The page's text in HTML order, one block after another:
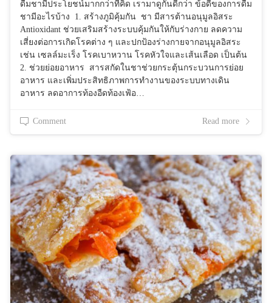
ดื่มชามีประโยชน์มากกว่าที่คิด เรามาดูกันดีกว่า ข้อดีของการดื่ม
ชามีอะไรบ้าง 1. สร้างภูมิคุ้มกัน ชา มีสารต้านอนุมูลอิสระ
Antioxidant ช่วยเสริมสร้างระบบคุ้มกันให้กับร่างกาย ลดความ
เสี่ยงต่อการเกิดโรคต่าง ๆ และปกป้องร่างกายจากอนุมูลอิสระ
เช่น เซลล์มะเร็ง โรคเบาหวาน โรคหัวใจและเส้นเลือด เป็นต้น
2. ช่วยย่อยอาหาร สารสกัดในชาช่วยกระตุ้นกระบวนการย่อย
อาหาร และเพิ่มประสิทธิภาพการทำงานของระบบทางเดิน
อาหาร ลดอาการท้องอืดท้องเฟ้อ…
Comment Read more